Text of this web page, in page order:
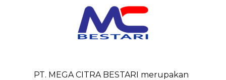
PT. MEGA CITRA BESTARI merupakan